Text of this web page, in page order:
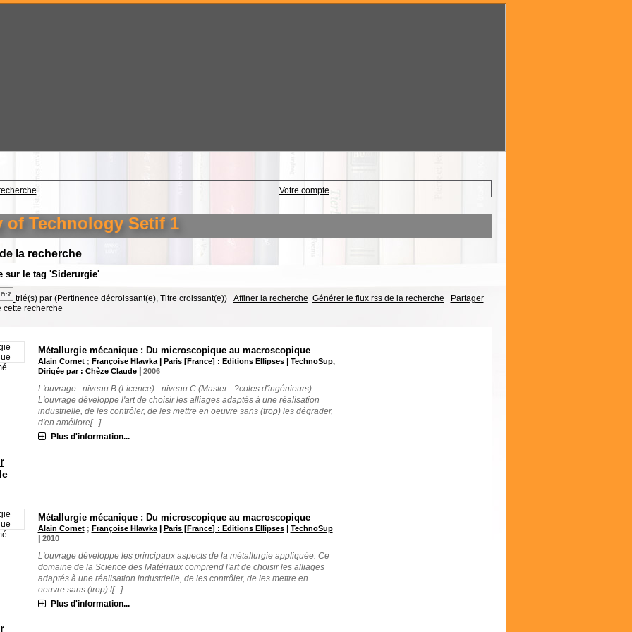
Votre compte
Technology Setif 1
la recherche
sur le tag 'Siderurgie'
trié(s) par (Pertinence décroissant(e), Titre croissant(e)) Affiner la recherche Générer le flux rss de la recherche
Partager
cette recherche
Métallurgie mécanique : Du microscopique au macroscopique
Alain Cornet; Françoise Hlawka Paris [France] : Editions Ellipses|
TechnoSup,
Dirigée par : Chèze Claude| 2006
L'ouvrage : niveau B (Licence) - niveau C (Master - ?coles d'ingénieurs)
L'ouvrage développe l'art de choisir les alliages adaptés à une réalisation
industrielle, de les contrôler, de les mettre en oeuvre sans (trop) les dégrader,
d'en améliore[...]
Plus d'information...
Métallurgie mécanique : Du microscopique au macroscopique
Alain Cornet; Françoise Hlawka Paris [France] : Editions Ellipses| TechnoSup
2010
L'ouvrage développe les principaux aspects de la métallurgie appliquée. Ce
domaine de la Science des Matériaux comprend l'art de choisir les alliages
adaptés à une réalisation industrielle, de les contrôler, de les mettre en
oeuvre sans (trop) l[...]
Plus d'information...